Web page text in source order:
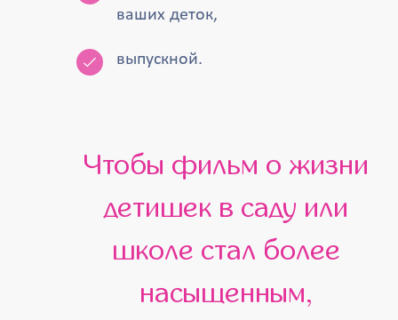
ваших деток,
выпускной.
Чтобы фильм о жизни
детишек в саду или
школе стал более
насыщенным,